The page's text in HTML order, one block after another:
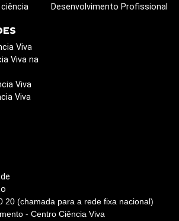
Desenvolvimento Profissional
Viva
Viva na
Viva
Viva
20 (chamada para a rede fixa nacional)
- Centro Ciência Viva